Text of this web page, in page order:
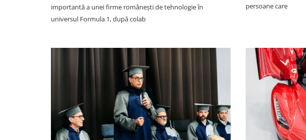
importantă a unei firme românești de tehnologie în
universul Formula 1, după colab
persoane care
SOCIAL
VIDEO. Accidentul mortal din
Vâlcele, filmat LIVE: Momentul
în care motociclistul intră în plin
într-un TIR și motocicleta ia foc.
Imagini greu de privit
km/